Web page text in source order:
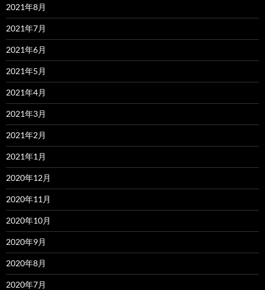
2021年8月
2021年7月
2021年6月
2021年5月
2021年4月
2021年3月
2021年2月
2021年1月
2020年12月
2020年11月
2020年10月
2020年9月
2020年8月
2020年7月